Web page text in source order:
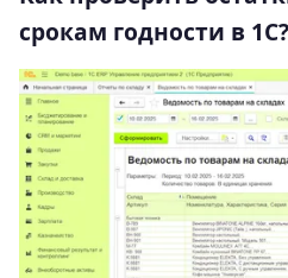
срокам годности в 1С?